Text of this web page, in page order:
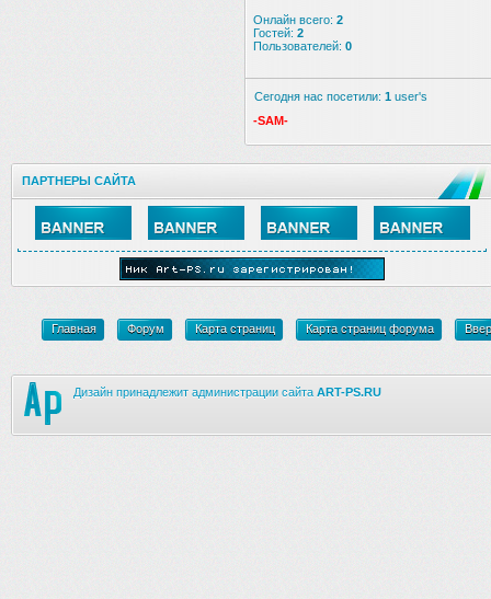
Онлайн всего: 2
Гостей: 2
Пользователей: 0
Сегодня нас посетили: 1 user's
-SAM-
ПАРТНЕРЫ САЙТА
Главная Форум Карта страниц Карта страниц форума
Дизайн принадлежит администрации сайта ART-PS.RU